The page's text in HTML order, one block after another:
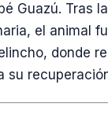
Guazú. Tras
el animal
donde
su